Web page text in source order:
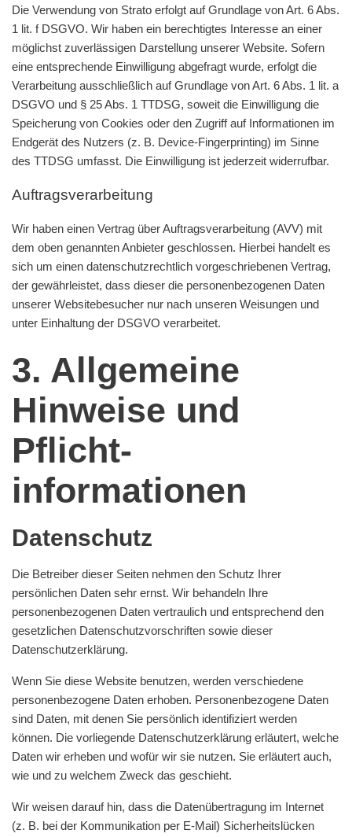
Die Verwendung von Strato erfolgt auf Grundlage von Art. 6 Abs.
1 lit. f DSGVO. Wir haben ein berechtigtes Interesse an einer
möglichst zuverlässigen Darstellung unserer Website. Sofern
eine entsprechende Einwilligung abgefragt wurde, erfolgt die
Verarbeitung ausschließlich auf Grundlage von Art. 6 Abs. 1 lit. a
DSGVO und § 25 Abs. 1 TTDSG, soweit die Einwilligung die
Speicherung von Cookies oder den Zugriff auf Informationen im
Endgerät des Nutzers (z. B. Device-Fingerprinting) im Sinne
des TTDSG umfasst. Die Einwilligung ist jederzeit widerrufbar.
Auftragsverarbeitung
Wir haben einen Vertrag über Auftragsverarbeitung (AVV) mit
dem oben genannten Anbieter geschlossen. Hierbei handelt es
sich um einen datenschutzrechtlich vorgeschriebenen Vertrag,
der gewährleistet, dass dieser die personenbezogenen Daten
unserer Websitebesucher nur nach unseren Weisungen und
unter Einhaltung der DSGVO verarbeitet.
3. Allgemeine
Hinweise und
Pflicht­
informationen
Datenschutz
Die Betreiber dieser Seiten nehmen den Schutz Ihrer
persönlichen Daten sehr ernst. Wir behandeln Ihre
personenbezogenen Daten vertraulich und entsprechend den
gesetzlichen Datenschutzvorschriften sowie dieser
Datenschutzerklärung.
Wenn Sie diese Website benutzen, werden verschiedene
personenbezogene Daten erhoben. Personenbezogene Daten
sind Daten, mit denen Sie persönlich identifiziert werden
können. Die vorliegende Datenschutzerklärung erläutert, welche
Daten wir erheben und wofür wir sie nutzen. Sie erläutert auch,
wie und zu welchem Zweck das geschieht.
Wir weisen darauf hin, dass die Datenübertragung im Internet
(z. B. bei der Kommunikation per E-Mail) Sicherheitslücken